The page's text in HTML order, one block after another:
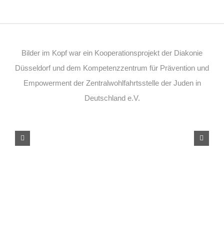
Bilder im Kopf war ein Kooperationsprojekt der Diakonie
Düsseldorf und dem Kompetenzzentrum für Prävention und
Empowerment der Zentralwohlfahrtsstelle der Juden in
Deutschland e.V.